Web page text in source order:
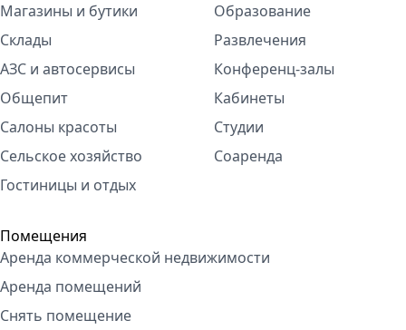
Магазины и бутики
Склады
АЗС и автосервисы
Общепит
Салоны красоты
Сельское хозяйство
Гостиницы и отдых
Образование
Развлечения
Конференц-залы
Кабинеты
Студии
Соаренда
Помещения
Аренда коммерческой недвижимости
Аренда помещений
Снять помещение